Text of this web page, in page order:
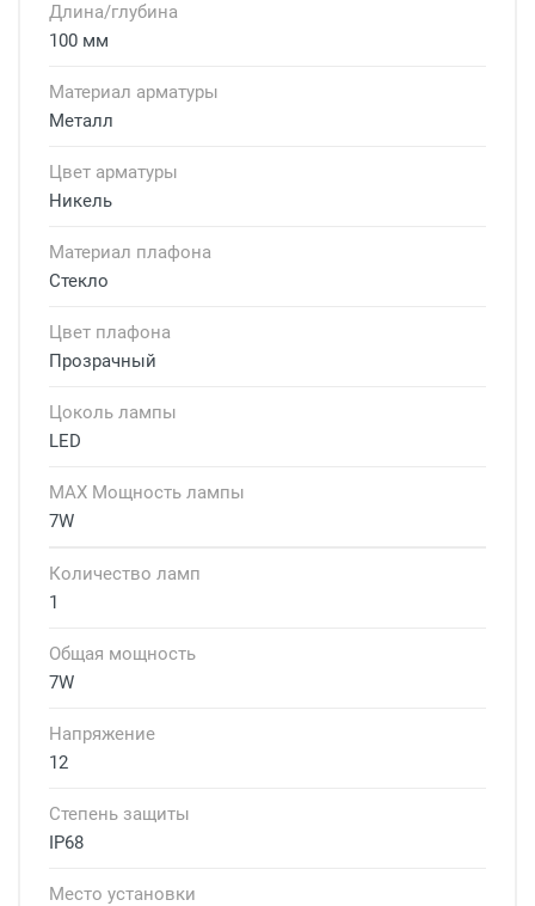
Длина/глубина
100 мм
Материал арматуры
Металл
Цвет арматуры
Никель
Материал плафона
Стекло
Цвет плафона
Прозрачный
Цоколь лампы
LED
MAX Мощность лампы
7W
Количество ламп
1
Общая мощность
7W
Напряжение
12
Степень защиты
IP68
Место установки